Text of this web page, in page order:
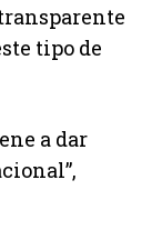
tipo de
a dar